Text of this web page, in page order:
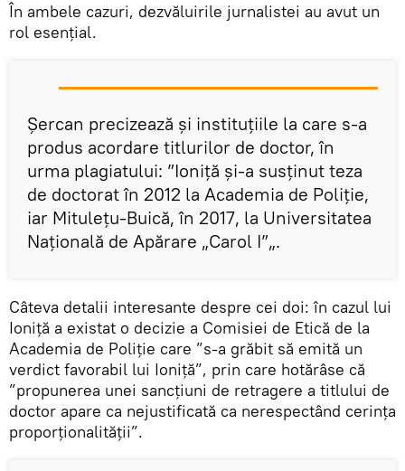
În ambele cazuri, dezvăluirile jurnalistei au avut un
rol esențial.
Șercan precizează și instituțiile la care s-a
produs acordare titlurilor de doctor, în
urma plagiatului: ”Ioniță și-a susținut teza
de doctorat în 2012 la Academia de Poliție,
iar Mitulețu-Buică, în 2017, la Universitatea
Națională de Apărare „Carol I”„.
Câteva detalii interesante despre cei doi: în cazul lui
Ioniță a existat o decizie a Comisiei de Etică de la
Academia de Poliție care ”s-a grăbit să emită un
verdict favorabil lui Ioniță”, prin care hotărâse că
”propunerea unei sancțiuni de retragere a titlului de
doctor apare ca nejustificată ca nerespectând cerința
proporționalității”.